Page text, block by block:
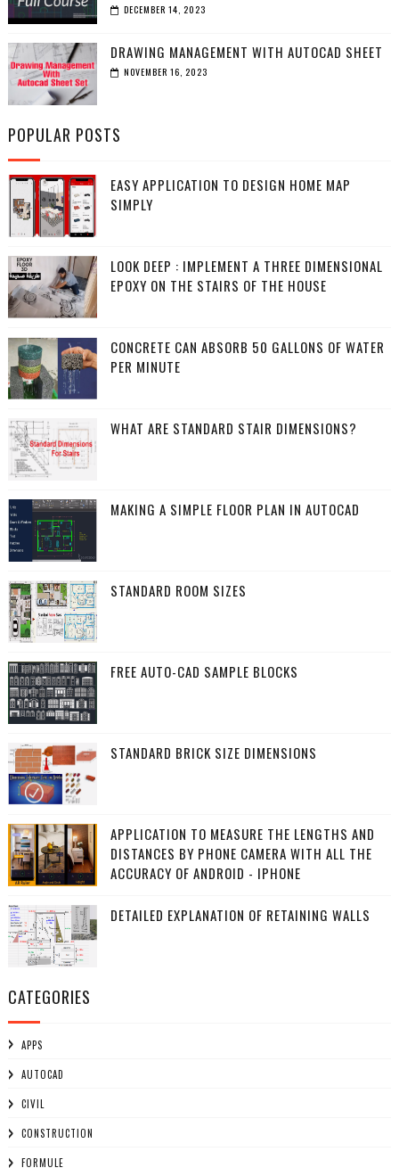
DECEMBER 14, 2023
DRAWING MANAGEMENT WITH AUTOCAD SHEET
NOVEMBER 16, 2023
POPULAR POSTS
EASY APPLICATION TO DESIGN HOME MAP
SIMPLY
LOOK DEEP : IMPLEMENT A THREE DIMENSIONAL
EPOXY ON THE STAIRS OF THE HOUSE
CONCRETE CAN ABSORB 50 GALLONS OF WATER
PER MINUTE
WHAT ARE STANDARD STAIR DIMENSIONS?
MAKING A SIMPLE FLOOR PLAN IN AUTOCAD
STANDARD ROOM SIZES
FREE AUTO-CAD SAMPLE BLOCKS
STANDARD BRICK SIZE DIMENSIONS
APPLICATION TO MEASURE THE LENGTHS AND
DISTANCES BY PHONE CAMERA WITH ALL THE
ACCURACY OF ANDROID - IPHONE
DETAILED EXPLANATION OF RETAINING WALLS
CATEGORIES
APPS
AUTOCAD
CIVIL
CONSTRUCTION
FORMULE